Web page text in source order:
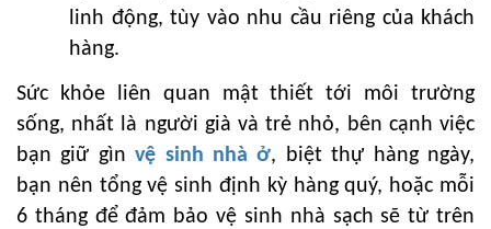
linh động, tùy vào nhu cầu riêng của khách
hàng.
Sức khỏe liên quan mật thiết tới môi trường
sống, nhất là người già và trẻ nhỏ, bên cạnh việc
bạn giữ gìnvệ sinh nhà ở, biệt thự hàng ngày,
bạn nên tổng vệ sinh định kỳ hàng quý, hoặc mỗi
6 tháng để đảm bảo vệ sinh nhà sạch sẽ từ trên